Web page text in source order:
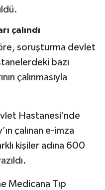
çalındı
soruşturma devlet
bazı
çalınmasıyla
Hastanesi’nde
çalınan e-imza
kişiler adına 600
Medicana Tıp